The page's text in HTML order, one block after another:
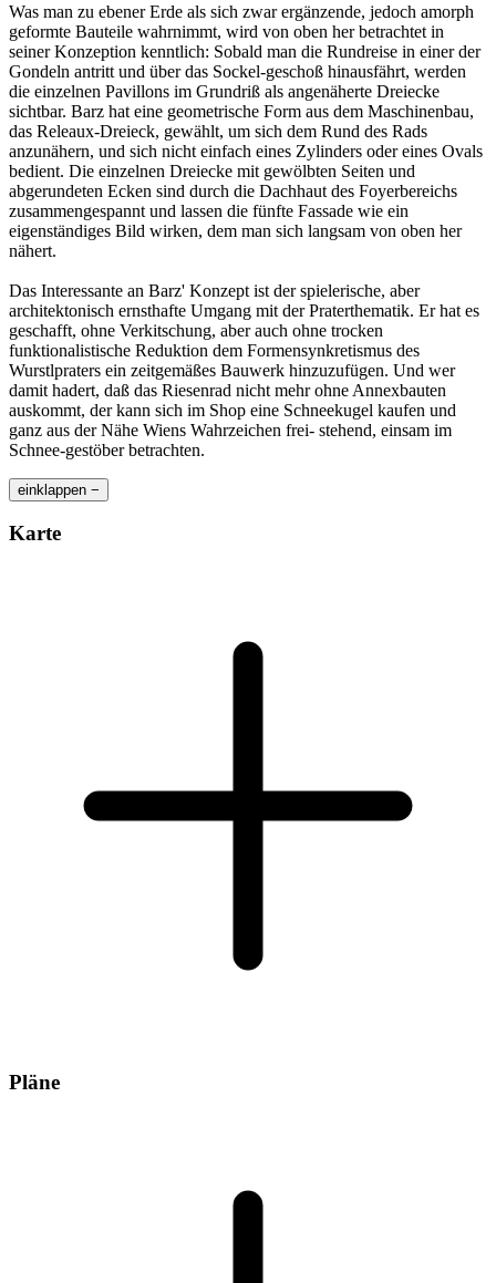
Was man zu ebener Erde als sich zwar ergänzende, jedoch amorph
geformte Bauteile wahrnimmt, wird von oben her betrachtet in
seiner Konzeption kenntlich: Sobald man die Rundreise in einer der
Gondeln antritt und über das Sockel-geschoß hinausfährt, werden
die einzelnen Pavillons im Grundriß als angenäherte Dreiecke
sichtbar. Barz hat eine geometrische Form aus dem Maschinenbau,
das Releaux-Dreieck, gewählt, um sich dem Rund des Rads
anzunähern, und sich nicht einfach eines Zylinders oder eines Ovals
bedient. Die einzelnen Dreiecke mit gewölbten Seiten und
abgerundeten Ecken sind durch die Dachhaut des Foyerbereichs
zusammengespannt und lassen die fünfte Fassade wie ein
eigenständiges Bild wirken, dem man sich langsam von oben her
nähert.
Das Interessante an Barz' Konzept ist der spielerische, aber
architektonisch ernsthafte Umgang mit der Praterthematik. Er hat es
geschafft, ohne Verkitschung, aber auch ohne trocken
funktionalistische Reduktion dem Formensynkretismus des
Wurstlpraters ein zeitgemäßes Bauwerk hinzuzufügen. Und wer
damit hadert, daß das Riesenrad nicht mehr ohne Annexbauten
auskommt, der kann sich im Shop eine Schneekugel kaufen und
ganz aus der Nähe Wiens Wahrzeichen frei- stehend, einsam im
Schnee-gestöber betrachten.
einklappen −
Karte
Pläne